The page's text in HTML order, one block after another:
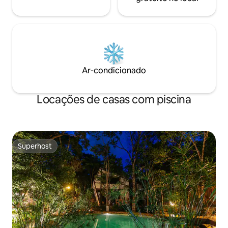
Ar-condicionado
Locações de casas com piscina
Superhost
Superhost